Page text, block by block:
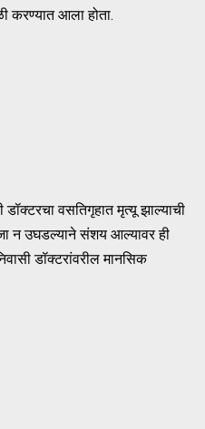
करण्यात आला होता.
वसतिगृहात मृत्यू झाल्याची
न उघडल्याने संशय आल्यावर ही
डॉक्टरांवरील मानसिक